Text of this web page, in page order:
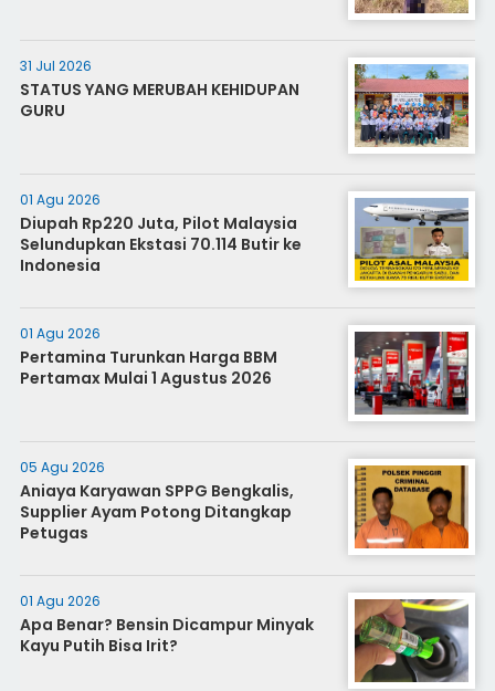
31 Jul 2026
STATUS YANG MERUBAH KEHIDUPAN
GURU
01 Agu 2026
Diupah Rp220 Juta, Pilot Malaysia
Selundupkan Ekstasi 70.114 Butir ke
Indonesia
01 Agu 2026
Pertamina Turunkan Harga BBM
Pertamax Mulai 1 Agustus 2026
05 Agu 2026
Aniaya Karyawan SPPG Bengkalis,
Supplier Ayam Potong Ditangkap
Petugas
01 Agu 2026
Apa Benar? Bensin Dicampur Minyak
Kayu Putih Bisa Irit?